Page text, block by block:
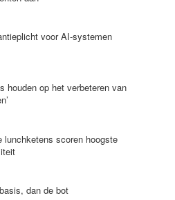
voor AI-systemen
houden op het verbeteren van
lunchketens scoren hoogste
dan de bot